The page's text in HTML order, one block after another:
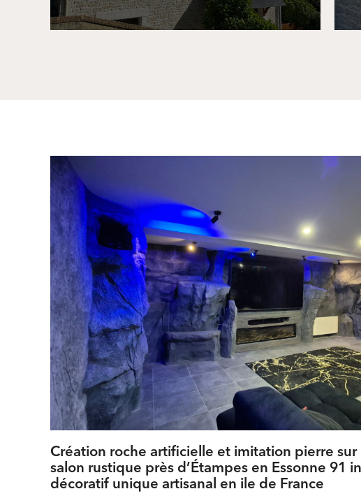
Création roche artificielle et imitation pierre
salon rustique près d’Étampes en Essonne 91
décoratif unique artisanal en ile de France